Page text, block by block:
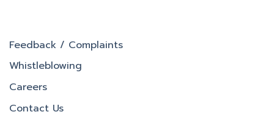
Feedback / Complaints
Whistleblowing
Careers
Contact Us